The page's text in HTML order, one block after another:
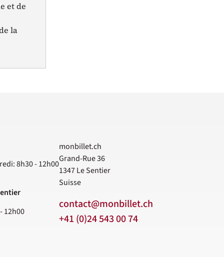
et de
la
8h30 - 12h00
12h00
monbillet.ch
Grand-Rue 36
1347Le Sentier
Suisse
contact@monbillet.ch
+41 (0)24 543 00 74